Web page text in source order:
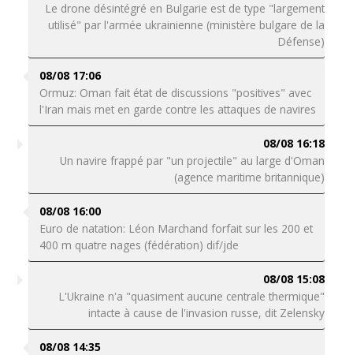
Le drone désintégré en Bulgarie est de type "largement
utilisé" par l'armée ukrainienne (ministère bulgare de la
Défense)
08/08 17:06
Ormuz: Oman fait état de discussions "positives" avec
l'Iran mais met en garde contre les attaques de navires
08/08 16:18
Un navire frappé par "un projectile" au large d'Oman
(agence maritime britannique)
08/08 16:00
Euro de natation: Léon Marchand forfait sur les 200 et
400 m quatre nages (fédération) dif/jde
08/08 15:08
L'Ukraine n'a "quasiment aucune centrale thermique"
intacte à cause de l'invasion russe, dit Zelensky
08/08 14:35